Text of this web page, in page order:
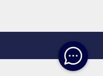
آلسینا-Alcina
دلاویگا-Delaviga